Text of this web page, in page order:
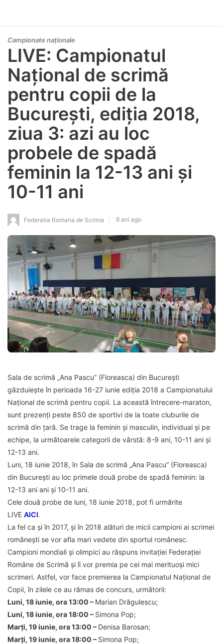
Campionate naționale
LIVE: Campionatul
Național de scrimă
pentru copii de la
București, ediția 2018,
ziua 3: azi au loc
probele de spadă
feminin la 12-13 ani și
10-11 ani
Federatia Romana de Scrima 8 ani ago
Sala de scrimă „Ana Pascu” (Floreasca) din București
găzduiește în perioada 16-27 iunie ediția 2018 a Campionatului
Național de scrimă pentru copii. La această întrecere-maraton,
sunt prezenți peste 850 de sportivi de la toate cluburile de
scrimă din țară. Se trage la feminin și masculin, individual și pe
echipe, la următoarele categorii de vârstă: 8-9 ani, 10-11 ani și
12-13 ani.
Luni, 18 iunie 2018, în Sala de scrimă „Ana Pascu” (Floreasca)
din București au loc primele două probe de spadă feminin: la
12-13 ani ani și 10-11 ani.
Cele două probe de luni, 18 iunie 2018, pot fi urmărite
LIVE AICI.
La fel ca și în 2017, și în 2018 alături de micii campioni ai scrimei
românești se vor afla mari vedete din sportul românesc.
Campioni mondiali și olimpici au răspuns invitației Federației
Române de Scrimă și îi vor premia pe cei mai merituoși mici
scrimeri. Astfel, vor face premierea la Campionatul Național de
Copii, în zilele ce au rămas de concurs, următorii:
Luni, 18 iunie, ora 13:00 – Marian Drăgulescu;
Luni, 18 iunie, ora 18:00 – Simona Pop;
Marți, 19 iunie, ora 13:00 – Denisa Barosan;
Marți, 19 iunie, ora 18:00 – Simona Pop;